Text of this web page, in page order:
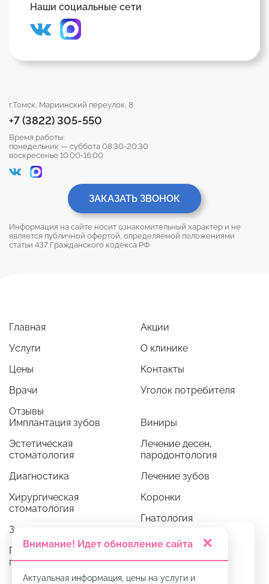
Наши социальные сети
г.Томск, Мариинский переулок, 8
+7 (3822) 305-550
Время работы:
понедельник — суббота 08:30-20:30
воскресенье 10:00-16:00
ЗАКАЗАТЬ ЗВОНОК
Информация на сайте носит ознакомительный характер и не
является публичной офертой, определяемой положениями
статьи 437 Гражданского кодекса РФ
Главная
Услуги
Цены
Врачи
Отзывы
Акции
О клинике
Контакты
Уголок потребителя
Имплантация зубов
Эстетическая
стоматология
Диагностика
Хирургическая
стоматология
Зубные протезы
Профессиональная
гигиена
Виниры
Лечение десен,
пародонтология
Лечение зубов
Коронки
Гнатология
Ортодонтия
Мы используем cookie. Это позволяет нам
Продолжая пользоваться сайтом, вы
Внимание! Идет обновление сайта ✕
Актуальная информация, цены на услуги и